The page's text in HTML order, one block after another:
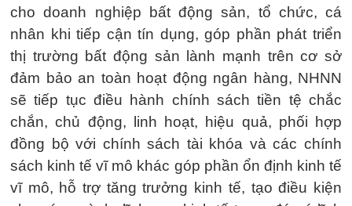
cho doanh nghiệp bất động sản, tổ chức, cá
nhân khi tiếp cận tín dụng, góp phần phát triển
thị trường bất động sản lành mạnh trên cơ sở
đảm bảo an toàn hoạt động ngân hàng, NHNN
sẽ tiếp tục điều hành chính sách tiền tệ chắc
chắn, chủ động, linh hoạt, hiệu quả, phối hợp
đồng bộ với chính sách tài khóa và các chính
sách kinh tế vĩ mô khác góp phần ổn định kinh tế
vĩ mô, hỗ trợ tăng trưởng kinh tế, tạo điều kiện